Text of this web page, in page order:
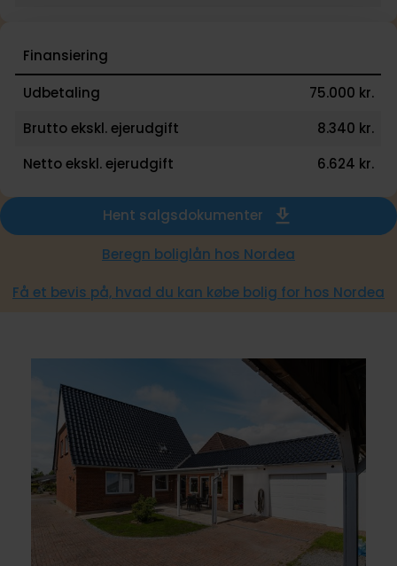
Finansiering
Udbetaling
75.000 kr.
Brutto ekskl. ejerudgift
8.340 kr.
Netto ekskl. ejerudgift
6.624 kr.
Hent salgsdokumenter
Beregn boliglån hos Nordea
Få et bevis på, hvad du kan købe bolig for hos Nordea